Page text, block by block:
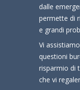
dalle
permette di
e grandi
Vi
questioni
risparmio di
che vi